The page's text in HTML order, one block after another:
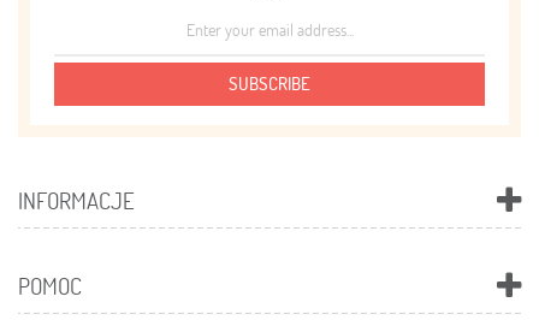
SUBSCRIBE
INFORMACJE
POMOC